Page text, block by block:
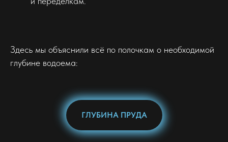
Здесь мы объяснили всё по полочкам о необходимой
глубине водоема:
ГЛУБИНА ПРУДА